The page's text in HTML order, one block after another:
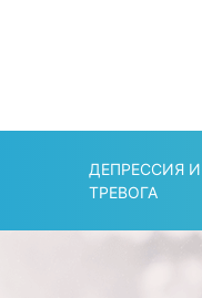
ДЕПРЕССИЯ И
ТРЕВОГА